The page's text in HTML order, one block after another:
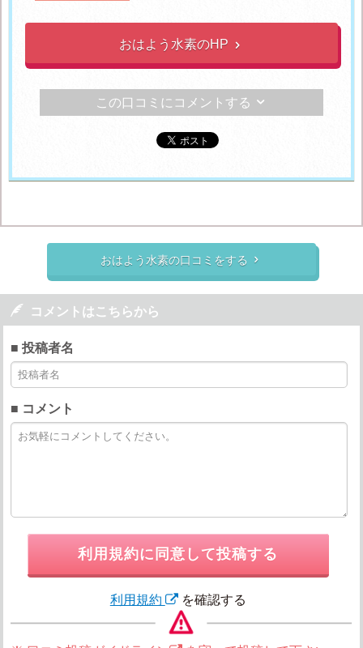
おはよう水素のHP 
この口コミにコメントする 
おはよう水素の口コミをする 
 コメントはこちらから
■ 投稿者名
■ コメント
利用規約に同意して投稿する
利用規約 を確認する